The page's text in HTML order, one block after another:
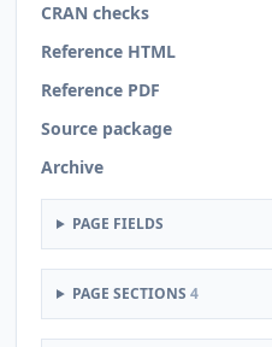
CRAN checks
Reference HTML
Reference PDF
Source package
Archive
PAGE FIELDS
PAGE SECTIONS 4